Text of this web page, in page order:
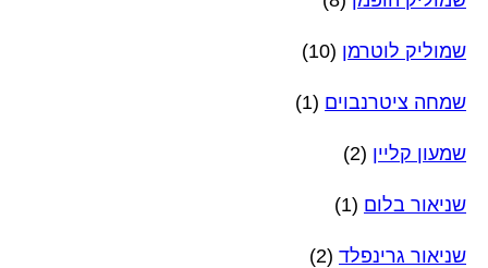
שמוליק לוטרמן (10)
שמחה ציטרנבוים (1)
שמעון קליין (2)
שניאור בלום (1)
שניאור גרינפלד (2)